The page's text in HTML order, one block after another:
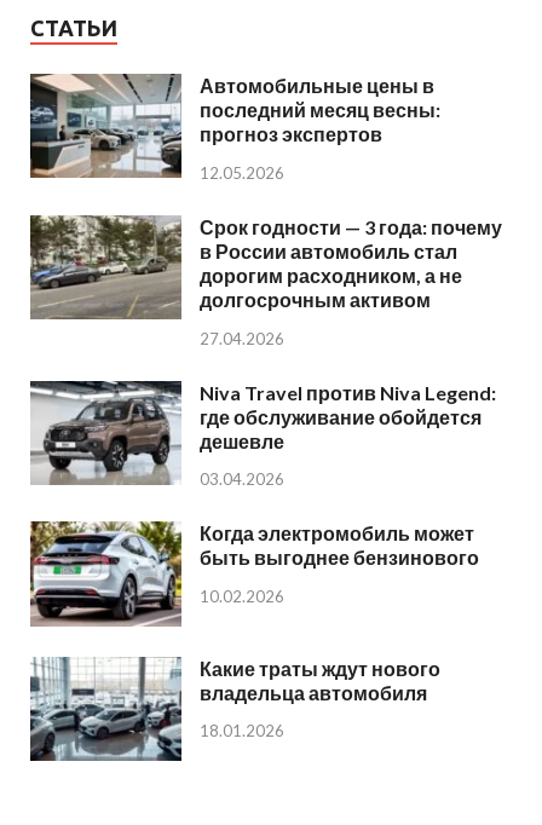
СТАТЬИ
Автомобильные цены в
последний месяц весны:
прогноз экспертов
12.05.2026
Срок годности — 3 года: почему
в России автомобиль стал
дорогим расходником, а не
долгосрочным активом
27.04.2026
Niva Travel против Niva Legend:
где обслуживание обойдется
дешевле
03.04.2026
Когда электромобиль может
быть выгоднее бензинового
10.02.2026
Какие траты ждут нового
владельца автомобиля
18.01.2026